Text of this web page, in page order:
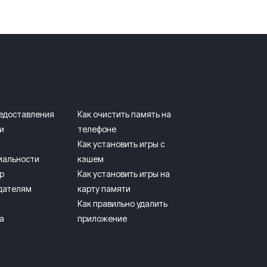
Как очистить память на
телефоне
Как установить игры с
кэшем
Как установить игры на
карту памяти
Как правильно удалить
приложение